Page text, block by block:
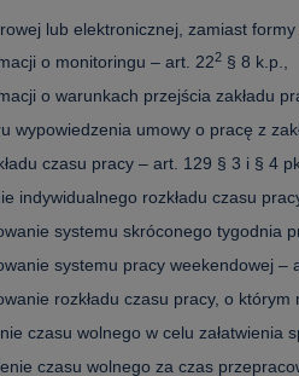
lub elektronicznej, zamiast formy
o monitoringu – art. 222 § 8 k.p.,
o warunkach przejścia zakładu
wypowiedzenia umowy o pracę z
czasu pracy – art. 129 § 3 i § 4
indywidualnego rozkładu czasu
systemu skróconego tygodnia
systemu pracy weekendowej –
rozkładu czasu pracy, o którym
czasu wolnego w celu załatwienia
czasu wolnego za czas